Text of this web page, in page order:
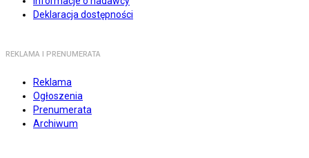
Deklaracja dostępności
REKLAMA I PRENUMERATA
Reklama
Ogłoszenia
Prenumerata
Archiwum